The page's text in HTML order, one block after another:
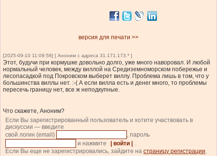
версия для печати >>
[2025-09-10 11:09:58] [ Аноним с адреса 31.171.173.* ]
Этот, будучи при кормушке довольно долго, уже много наворовал. И любой
нормальный человек, между виллой на Средиземноморском побережье и
лесопасадкой под Покровском выберет виллу. Проблема лишь в том, что у
большинства виллы нет. :-( А если вилла есть и денег много, то проблемы
пересечь границу нет, все ж неподкупные.
Что скажете, Аноним?
Если Вы зарегистрированный пользователь и хотите участвовать в
дискуссии — введите
свой логин (email)
, пароль
и нажмите
| войти |
.
Если Вы еще не зарегистрировались, зайдите на страницу регистрации.